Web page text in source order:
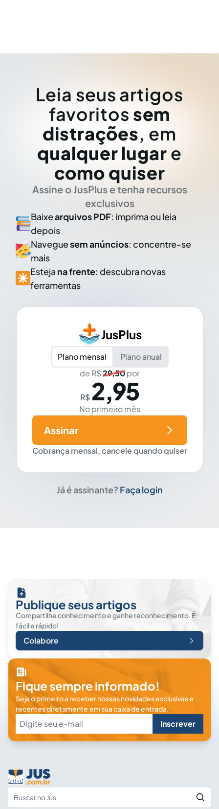
Leia seus artigos
favoritos sem
distrações, em
qualquer lugar e
como quiser
Assine o JusPlus e tenha recursos
exclusivos
Baixearquivos PDF: imprima ou leia
depois
Naveguesem anúncios: concentre-se
mais
Esteja na frente: descubra novas
ferramentas
JusPlus
Plano mensal
Plano anual
de R$29,50por
R$ 2,95
No primeiro mês
Cobrança mensal, cancele quando quiser
Assinar
Já é assinante? Faça login
Publique seus artigos
Compartilhe conhecimento e ganhe reconhecimento. É
fácil e rápido!
Colabore
Fique sempre informado!
Seja o primeiro a receber nossas novidades exclusivas e
recentes diretamente em sua caixa de entrada.
Inscrever